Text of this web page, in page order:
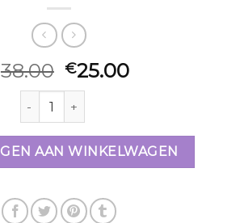
38.00 €25.00
bijenkorf handtas aantal
AAN WINKELWAGEN